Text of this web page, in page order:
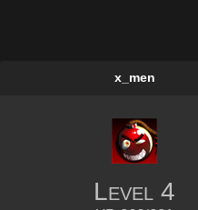
x_men
Level 4